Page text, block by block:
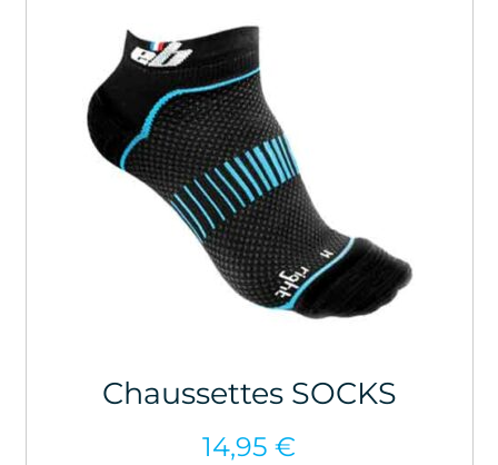
Chaussettes SOCKS
14,95 €